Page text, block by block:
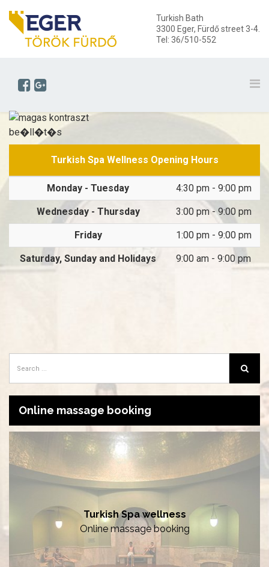
Turkish Bath
3300 Eger, Fürdő street 3-4.
Tel: 36/510-552
Turkish Spa Wellness Opening Hours
Monday - Tuesday 4:30 pm - 9:00 pm
Wednesday - Thursday 3:00 pm - 9:00 pm
Friday 1:00 pm - 9:00 pm
Saturday, Sunday and Holidays 9:00 am - 9:00 pm
Online massage booking
Turkish Spa wellness
Online massage booking